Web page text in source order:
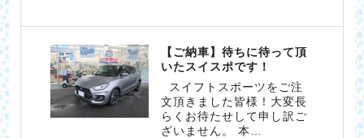
【ご納車】待ちに待って頂
いたスイスポです！
スイフトスポーツをご注
文頂きました皆様！大変長
らくお待たせして申し訳ご
ざいません。 本…